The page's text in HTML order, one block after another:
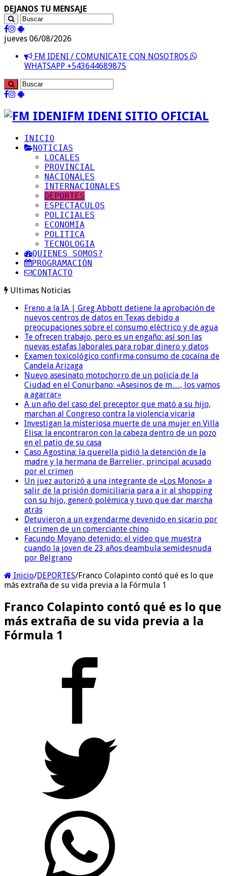
DEJANOS TU MENSAJE
jueves 06/08/2026
FM IDENI / COMUNICATE CON NOSOTROS
WHATSAPP +543644689875
FM IDENI SITIO OFICIAL
INICIO
NOTICIAS
LOCALES
PROVINCIAL
NACIONALES
INTERNACIONALES
DEPORTES
ESPECTACULOS
POLICIALES
ECONOMIA
POLITICA
TECNOLOGIA
QUIENES SOMOS?
PROGRAMACIÓN
CONTACTO
Ultimas Noticias
Freno a la IA | Greg Abbott detiene la aprobación de
nuevos centros de datos en Texas debido a
preocupaciones sobre el consumo eléctrico y de agua
Te ofrecen trabajo, pero es un engaño: así son las
nuevas estafas laborales para robar dinero y datos
Examen toxicológico confirma consumo de cocaína de
Candela Arizaga
Nuevo asesinato motochorro de un policía de la
Ciudad en el Conurbano: «Asesinos de m…, los vamos
a agarrar»
A un año del caso del preceptor que mató a su hijo,
marchan al Congreso contra la violencia vicaria
Investigan la misteriosa muerte de una mujer en Villa
Elisa: la encontraron con la cabeza dentro de un pozo
en el patio de su casa
Caso Agostina: la querella pidió la detención de la
madre y la hermana de Barrelier, principal acusado
por el crimen
Un juez autorizó a una integrante de «Los Monos» a
salir de la prisión domiciliaria para a ir al shopping
con su hijo, generó polémica y tuvo que dar marcha
atrás
Detuvieron a un exgendarme devenido en sicario por
el crimen de un comerciante chino
Facundo Moyano detenido: el video que muestra
cuando la joven de 23 años deambula semidesnuda
por Belgrano
Inicio/DEPORTES/Franco Colapinto contó qué es lo que
más extraña de su vida previa a la Fórmula 1
Franco Colapinto contó qué es lo que
más extraña de su vida previa a la
Fórmula 1